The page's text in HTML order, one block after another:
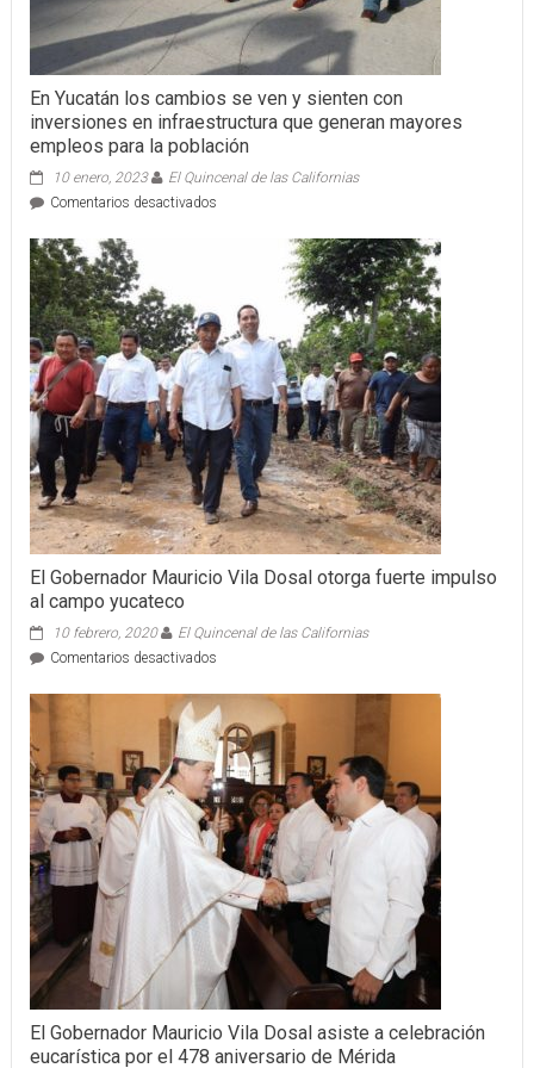
En Yucatán los cambios se ven y sienten con
inversiones en infraestructura que generan mayores
empleos para la población
10 enero, 2023
El Quincenal de las Californias
Comentarios desactivadosen
ven
y
sienten
con
inversiones
infraestructura
que
generan
mayores
empleos
para
la
El Gobernador Mauricio Vila Dosal otorga fuerte impulso
al campo yucateco
10 febrero, 2020
El Quincenal de las Californias
Comentarios desactivadosen
Gobernador
Mauricio
Vila
Dosal
otorga
fuerte
impulso
al
campo
yucateco
El Gobernador Mauricio Vila Dosal asiste a celebración
eucarística por el 478 aniversario de Mérida